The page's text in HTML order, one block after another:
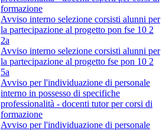
formazione
Avviso interno selezione corsisti alunni per
la partecipazione al progetto pon fse 10 2
2a
Avviso interno selezione corsisti alunni per
la partecipazione al progetto fse pon 10 2
5a
Avviso per l'individuazione di personale
interno in possesso di specifiche
professionalità - docenti tutor per corsi di
formazione
Avviso per l'individuazione di personale